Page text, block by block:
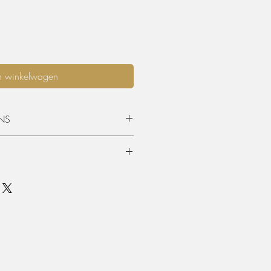
winkelwagen
is standaard 3 dagen (incl.